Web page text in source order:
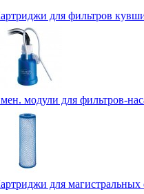
для фильтров
модули для фильтров-
для магистральных